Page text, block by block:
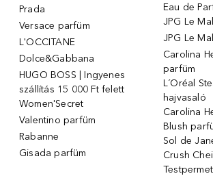
Prada
Versace parfüm
L'OCCITANE
Dolce&Gabbana
HUGO BOSS | Ingyenes
szállítás 15 000 Ft felett
Women'Secret
Valentino parfüm
Rabanne
Gisada parfüm
Eau de
JPG Le
JPG Le
Carolina
parfüm
L´Oréal
hajvasaló
Carolina
Blush
Sol de
Crush
Testpermet